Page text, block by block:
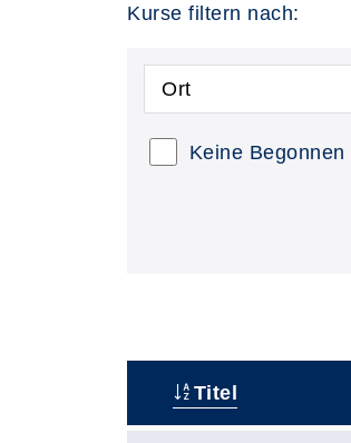
Kurse filtern nach:
Ort
Keine Begonnen
Titel